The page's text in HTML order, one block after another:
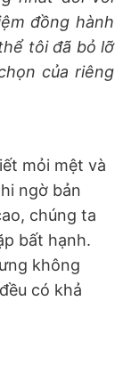
đồng hành
tôi đã bỏ lỡ
của riêng
mỏi mệt và
ngờ bản
chúng ta
bất hạnh.
không
có khả